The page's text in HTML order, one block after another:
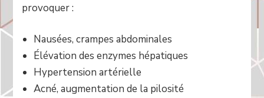
provoquer :
Nausées, crampes abdominales
Élévation des enzymes hépatiques
Hypertension artérielle
Acné, augmentation de la pilosité